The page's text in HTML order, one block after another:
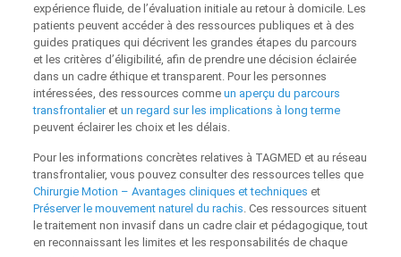
expérience fluide, de l’évaluation initiale au retour à domicile. Les
patients peuvent accéder à des ressources publiques et à des
guides pratiques qui décrivent les grandes étapes du parcours
et les critères d’éligibilité, afin de prendre une décision éclairée
dans un cadre éthique et transparent. Pour les personnes
intéressées, des ressources comme un aperçu du parcours
transfrontalieret un regard sur les implications à long terme
peuvent éclairer les choix et les délais.
Pour les informations concrètes relatives à TAGMED et au réseau
transfrontalier, vous pouvez consulter des ressources telles que
Chirurgie Motion – Avantages cliniques et techniques et
Préserver le mouvement naturel du rachis. Ces ressources situent
le traitement non invasif dans un cadre clair et pédagogique, tout
en reconnaissant les limites et les responsabilités de chaque